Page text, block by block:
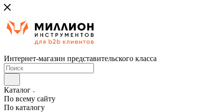
Интернет-магазин представительского класса
Каталог
По всему сайту
По каталогу